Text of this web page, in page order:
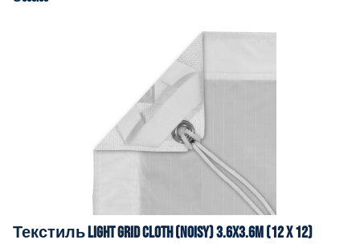
Текстиль Light Grid Cloth (Noisy) 3.6x3.6m (12 x 12)